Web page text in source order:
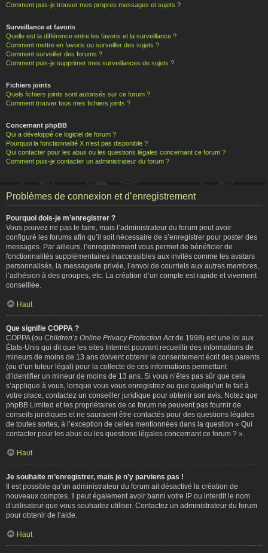
Comment puis-je trouver mes propres messages et sujets ?
Surveillance et favoris
Quelle est la différence entre les favoris et la surveillance ?
Comment mettre en favoris ou surveiller des sujets ?
Comment surveiller des forums ?
Comment puis-je supprimer mes surveillances de sujets ?
Fichiers joints
Quels fichiers joints sont autorisés sur ce forum ?
Comment trouver tous mes fichiers joints ?
Concernant phpBB
Qui a développé ce logiciel de forum ?
Pourquoi la fonctionnalité X n’est pas disponible ?
Qui contacter pour les abus ou les questions légales concernant ce forum ?
Comment puis-je contacter un administrateur du forum ?
Problèmes de connexion et d’enregistrement
Pourquoi dois-je m’enregistrer ?
Vous pouvez ne pas le faire, mais l’administrateur du forum peut avoir
configuré les forums afin qu’il soit nécessaire de s’enregistrer pour poster des
messages. Par ailleurs, l’enregistrement vous permet de bénéficier de
fonctionnalités supplémentaires inaccessibles aux invités comme les avatars
personnalisés, la messagerie privée, l’envoi de courriels aux autres membres,
l’adhésion à des groupes, etc. La création d’un compte est rapide et vivement
conseillée.
Haut
Que signifie COPPA ?
COPPA (ou Children’s Online Privacy Protection Actde 1998) est une loi aux
États-Unis qui dit que les sites Internet pouvant recueillir des informations de
mineurs de moins de 13 ans doivent obtenir le consentement écrit des parents
(ou d’un tuteur légal) pour la collecte de ces informations permettant
d’identifier un mineur de moins de 13 ans. Si vous n’êtes pas sûr que cela
s’applique à vous, lorsque vous vous enregistrez ou que quelqu’un le fait à
votre place, contactez un conseiller juridique pour obtenir son avis. Notez que
phpBB Limited et les propriétaires de ce forum ne peuvent pas fournir de
conseils juridiques et ne sauraient être contactés pour des questions légales
de toutes sortes, à l’exception de celles mentionnées dans la question « Qui
contacter pour les abus ou les questions légales concernant ce forum ? ».
Haut
Je souhaite m’enregistrer, mais je n’y parviens pas !
Il est possible qu’un administrateur du forum ait désactivé la création de
nouveaux comptes. Il peut également avoir banni votre IP ou interdit le nom
d’utilisateur que vous souhaitez utiliser. Contactez un administrateur du forum
pour obtenir de l’aide.
Haut